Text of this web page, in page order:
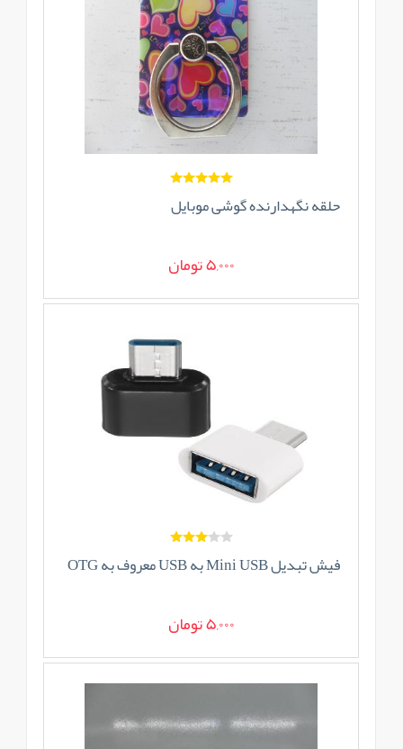
حلقه نگهدارنده گوشی موبایل
5,000 تومان
فیش تبدیل Mini USB به USB معروف به OTG
5,000 تومان